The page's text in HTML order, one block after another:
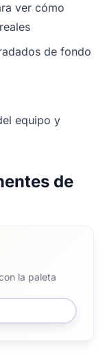
ver cómo
de fondo
equipo y
de
la paleta